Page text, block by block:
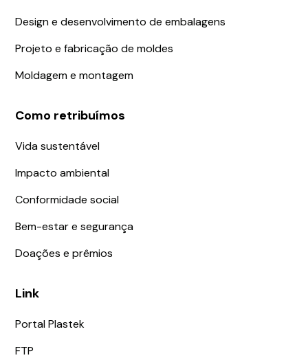
Design e desenvolvimento de embalagens
Projeto e fabricação de moldes
Moldagem e montagem
Como retribuímos
Vida sustentável
Impacto ambiental
Conformidade social
Bem-estar e segurança
Doações e prêmios
Link
Portal Plastek
FTP